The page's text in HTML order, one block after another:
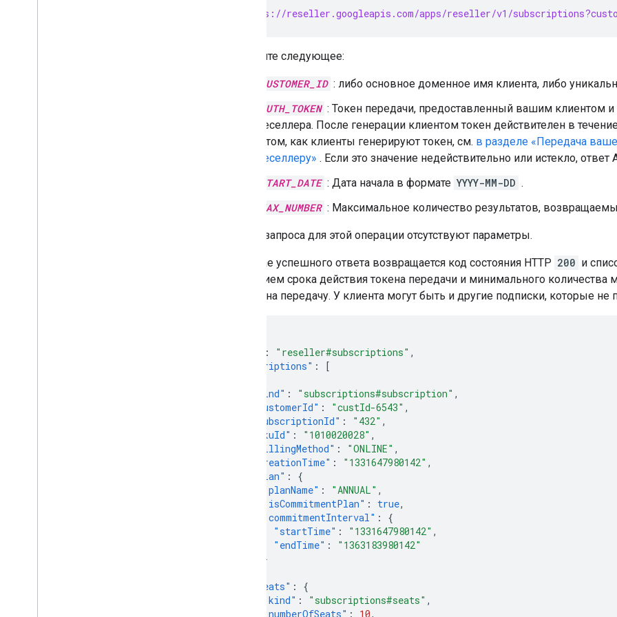
GET https://reseller.googleapis.com/apps/reseller/v1/
Замените следующее:
CUSTOMER_ID : либо основное доменное имя клиента, либо
AUTH_TOKEN : Токен передачи, предоставленный вашим клиентом
реселлера. После генерации клиентом токен действителен в
о том, как клиенты генерируют токен, см. в разделе «Передача
реселлеру» . Если это значение недействительно или истекло,
START_DATE : Дата начала в формате YYYY-MM-DD .
MAX_NUMBER : Максимальное количество результатов,
В теле запроса для этой операции отсутствуют параметры.
В случае успешного ответа возвращается код состояния HTTP 200 и
указанием срока действия токена передачи и минимального
заказа на передачу. У клиента могут быть и другие подписки, которые не
: "reseller#subscriptions" ,
"subscriptions" :
[
"kind" : "subscriptions#subscription" ,
"customerId" : "custId-6543" ,
"subscriptionId" : "432" ,
"skuId" : "1010020028" ,
"billingMethod" : "ONLINE" ,
"creationTime" : "1331647980142" ,
"plan" :
{
"planName" : "ANNUAL" ,
"isCommitmentPlan" : true,
"commitmentInterval" :
{
"startTime" : "1331647980142" ,
"endTime" :
"1363183980142"
}
"seats" :
{
"kind" : "subscriptions#seats" ,
"numberOfSeats" : 10,